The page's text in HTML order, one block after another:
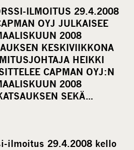
ILMOITUS 29.4.2008
OYJ JULKAISEE
2008
KESKIVIIKKONA
HEIKKI
CAPMAN OYJ:N
2008
SEKÄ…
ilmoitus 29.4.2008 kello